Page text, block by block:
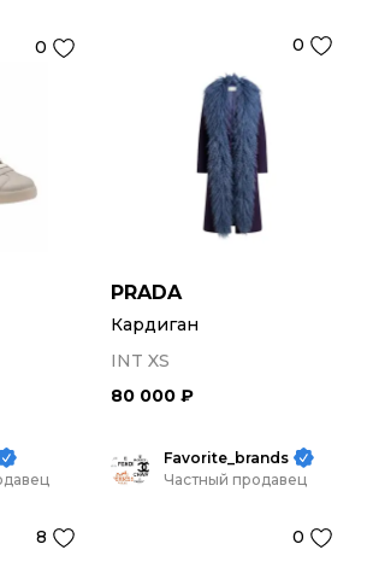
0 0
PRADA
Кардиган
INT XS
80 000 ₽
8
Favorite_brands
Частный продавец
0